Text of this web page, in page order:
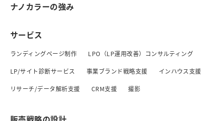
ナノカラーの強み
サービス
ランディングページ制作 LPO（LP運用改善）コンサルティング
LP/サイト診断サービス 事業ブランド戦略支援 インハウス支援
リサーチ/データ解析支援 CRM支援 撮影